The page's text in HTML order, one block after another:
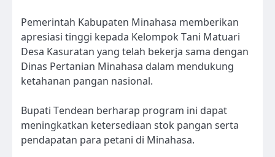
Pemerintah Kabupaten Minahasa memberikan
apresiasi tinggi kepada Kelompok Tani Matuari
Desa Kasuratan yang telah bekerja sama dengan
Dinas Pertanian Minahasa dalam mendukung
ketahanan pangan nasional.
Bupati Tendean berharap program ini dapat
meningkatkan ketersediaan stok pangan serta
pendapatan para petani di Minahasa.